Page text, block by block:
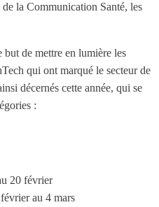
la Communication Santé, les
but de mettre en lumière les
qui ont marqué le secteur de
décernés cette année, qui se
:
20 février
au 4 mars